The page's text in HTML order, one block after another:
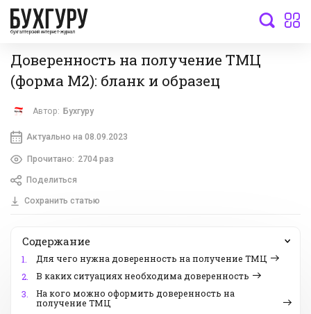
бухгалтерский интернет-журнал
Доверенность на получение ТМЦ
(форма М2): бланк и образец
Автор: Бухгуру
Актуально на 08.09.2023
Прочитано: 2704 раз
Поделиться
Сохранить статью
Содержание
1.
Для чего нужна доверенность на получение ТМЦ
2.
В каких ситуациях необходима доверенность
3.
На кого можно оформить доверенность на
получение ТМЦ